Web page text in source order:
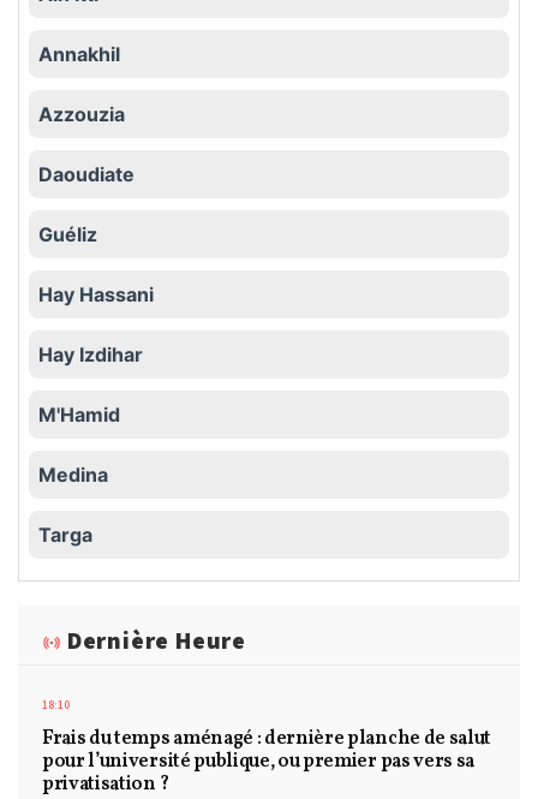
Annakhil
Azzouzia
Daoudiate
Guéliz
Hay Hassani
Hay Izdihar
M'Hamid
Medina
Targa
Dernière Heure
18:10
Frais du temps aménagé : dernière planche de salut
pour l’université publique, ou premier pas vers sa
privatisation ?